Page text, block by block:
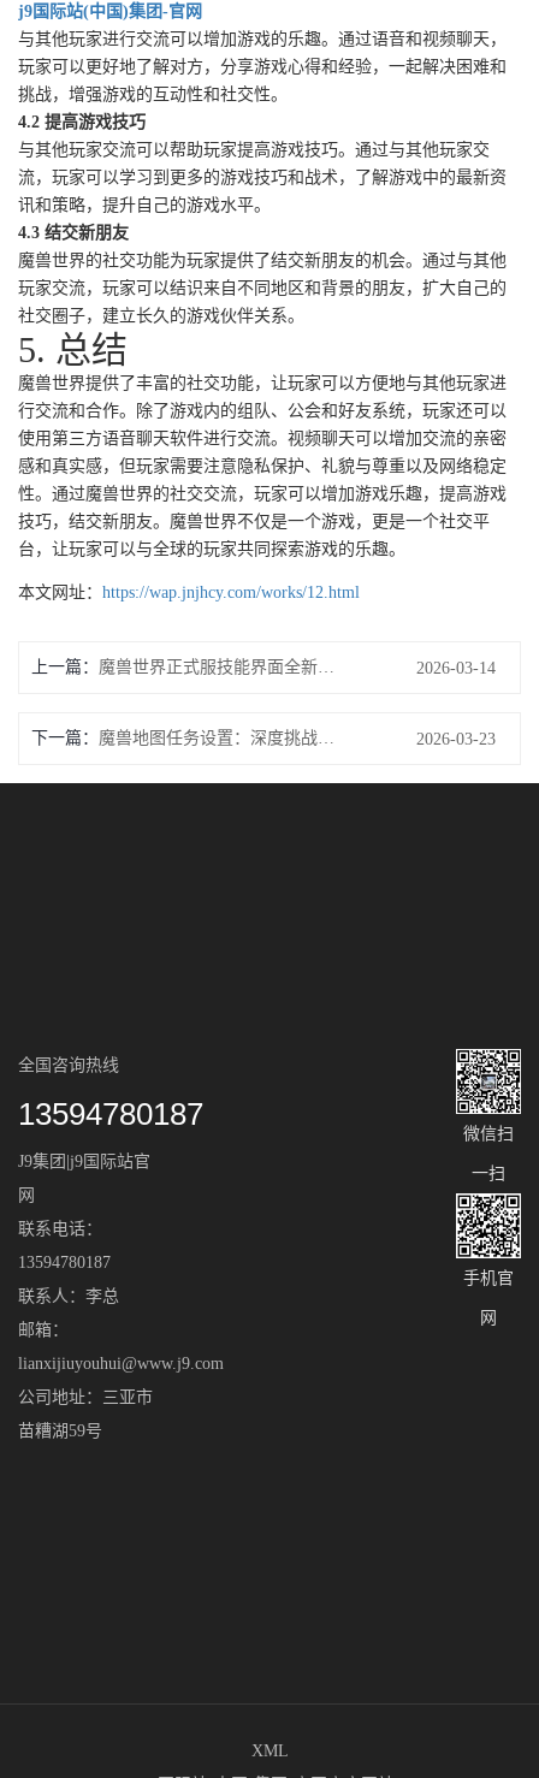
j9国际站(中国)集团-官网
与其他玩家进行交流可以增加游戏的乐趣。通过语音和视频聊天，
玩家可以更好地了解对方，分享游戏心得和经验，一起解决困难和
挑战，增强游戏的互动性和社交性。
4.2 提高游戏技巧
与其他玩家交流可以帮助玩家提高游戏技巧。通过与其他玩家交
流，玩家可以学习到更多的游戏技巧和战术，了解游戏中的最新资
讯和策略，提升自己的游戏水平。
4.3 结交新朋友
魔兽世界的社交功能为玩家提供了结交新朋友的机会。通过与其他
玩家交流，玩家可以结识来自不同地区和背景的朋友，扩大自己的
社交圈子，建立长久的游戏伙伴关系。
5. 总结
魔兽世界提供了丰富的社交功能，让玩家可以方便地与其他玩家进
行交流和合作。除了游戏内的组队、公会和好友系统，玩家还可以
使用第三方语音聊天软件进行交流。视频聊天可以增加交流的亲密
感和真实感，但玩家需要注意隐私保护、礼貌与尊重以及网络稳定
性。通过魔兽世界的社交交流，玩家可以增加游戏乐趣，提高游戏
技巧，结交新朋友。魔兽世界不仅是一个游戏，更是一个社交平
台，让玩家可以与全球的玩家共同探索游戏的乐趣。
本文网址： https://wap.jnjhcy.com/works/12.html
上一篇： 2026-03-14
下一篇： 2026-03-23
全国咨询热线
13594780187
J9集团|j9国际站官
网
联系电话：
13594780187
联系人：李总
邮箱：
lianxijiuyouhui@www.j9.com
公司地址：三亚市
苗糟湖59号
微信扫
一扫
手机官
网
XML